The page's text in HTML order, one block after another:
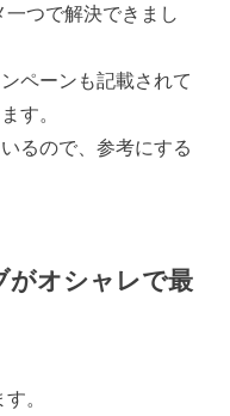
つで解決できまし
ペーンも記載されて
す。
るので、参考にする
がオシャレで最
。